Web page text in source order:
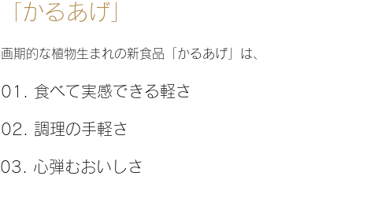
「かるあげ」
画期的な植物生まれの新食品「かるあげ」は、
01. 食べて実感できる軽さ
02. 調理の手軽さ
03. 心弾むおいしさ